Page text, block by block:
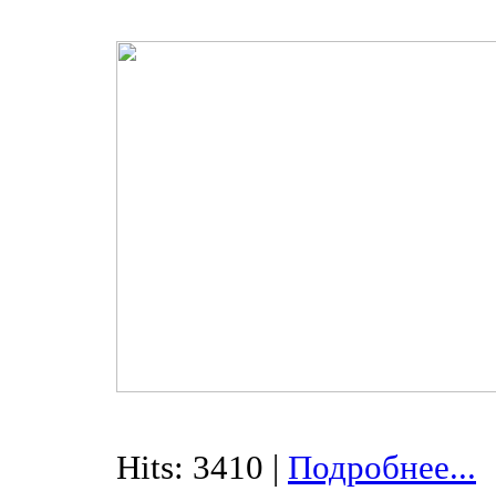
Hits: 3410 | Подробнее...